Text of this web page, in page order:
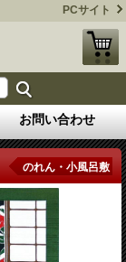
PCサイト
お問い合わせ
のれん・小風呂敷